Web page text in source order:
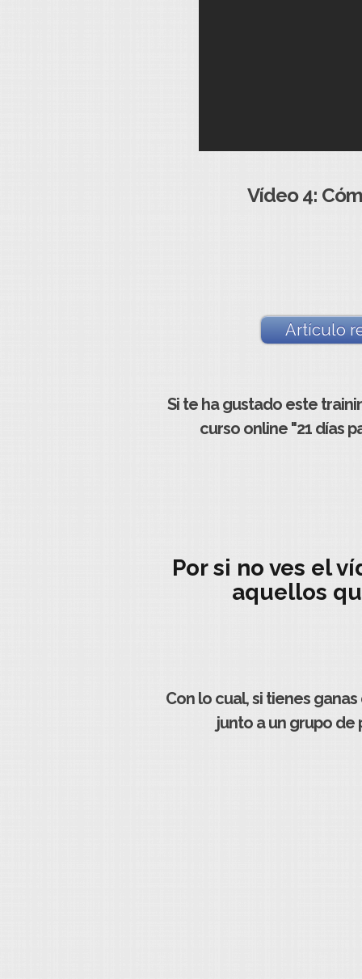
Vídeo 4:
Artículo
Si te ha gustado este
curso online "21 días
Por si no ves el
aquellos
Con lo cual, si tienes
junto a un grupo de